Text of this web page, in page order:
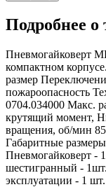
Подробнее о
Пневмогайковерт
компактном
размер
пожароопасность
0704.034000 Макс.
крутящий момент,
вращения, об/мин
Габаритные
Пневмогайковерт -
шестигранный -
эксплуатации - 1 шт.